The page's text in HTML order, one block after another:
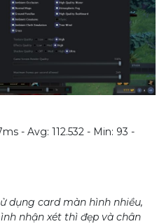
- Avg: 112.532 - Min: 93 -
dụng card màn hình nhiều,
nhận xét thì đẹp và chân